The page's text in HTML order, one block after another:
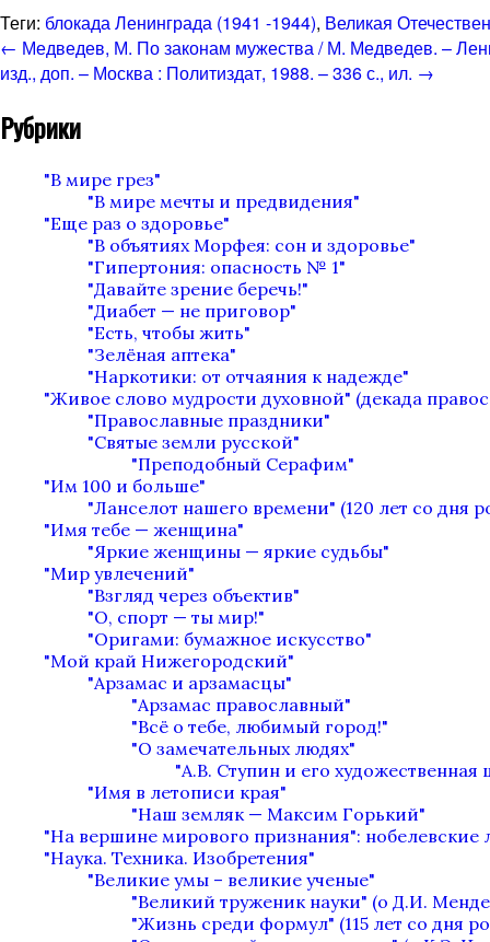
Теги: блокада Ленинграда (1941 -1944), Великая
← Медведев, М. По законам мужества / М. Медведев. –
изд., доп. – Москва : Политиздат, 1988. – 336 с., ил. →
Рубрики
"В мире грез"
"В мире мечты и предвидения"
"Еще раз о здоровье"
"В объятиях Морфея: сон и здоровье"
"Гипертония: опасность № 1"
"Давайте зрение беречь!"
"Диабет — не приговор"
"Есть, чтобы жить"
"Зелёная аптека"
"Наркотики: от отчаяния к надежде"
"Живое слово мудрости духовной" (декада
"Православные праздники"
"Святые земли русской"
"Преподобный Серафим"
"Им 100 и больше"
"Ланселот нашего времени" (120 лет со дня
"Имя тебе — женщина"
"Яркие женщины — яркие судьбы"
"Мир увлечений"
"Взгляд через объектив"
"О, спорт — ты мир!"
"Оригами: бумажное искусство"
"Мой край Нижегородский"
"Арзамас и арзамасцы"
"Арзамас православный"
"Всё о тебе, любимый город!"
"О замечательных людях"
"А.В. Ступин и его художественная
"Имя в летописи края"
"Наш земляк — Максим Горький"
"На вершине мирового признания": нобелевские
"Наука. Техника. Изобретения"
"Великие умы – великие ученые"
"Великий труженик науки" (о Д.И.
"Жизнь среди формул" (115 лет со дня